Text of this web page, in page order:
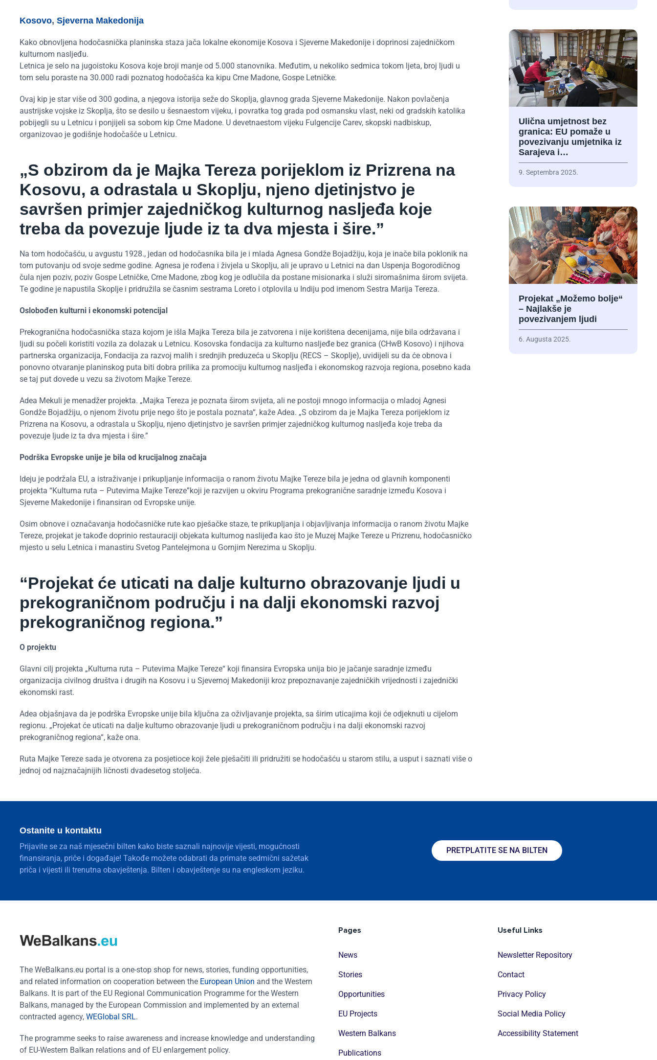
Kosovo, Sjeverna Makedonija
Kako obnovljena hodočasnička planinska staza jača lokalne ekonomije Kosova i Sjeverne Makedonije i doprinosi zajedničkom
kulturnom nasljeđu.
Letnica je selo na jugoistoku Kosova koje broji manje od 5.000 stanovnika. Međutim, u nekoliko sedmica tokom ljeta, broj ljudi u
tom selu poraste na 30.000 radi poznatog hodočašća ka kipu Crne Madone, Gospe Letničke.
Ovaj kip je star više od 300 godina, a njegova istorija seže do Skoplja, glavnog grada Sjeverne Makedonije. Nakon povlačenja
austrijske vojske iz Skoplja, što se desilo u šesnaestom vijeku, i povratka tog grada pod osmansku vlast, neki od gradskih katolika
pobijegli su u Letnicu i ponjijeli sa sobom kip Crne Madone. U devetnaestom vijeku Fulgencije Carev, skopski nadbiskup,
organizovao je godišnje hodočašće u Letnicu.
„S obzirom da je Majka Tereza porijeklom iz Prizrena na
Kosovu, a odrastala u Skoplju, njeno djetinjstvo je
savršen primjer zajedničkog kulturnog nasljeđa koje
treba da povezuje ljude iz ta dva mjesta i šire.”
Na tom hodočašću, u avgustu 1928., jedan od hodočasnika bila je i mlada Agnesa Gondže Bojadžiju, koja je inače bila poklonik na
tom putovanju od svoje sedme godine. Agnesa je rođena i živjela u Skoplju, ali je upravo u Letnici na dan Uspenja Bogorodičnog
čula njen poziv, poziv Gospe Letničke, Crne Madone, zbog kog je odlučila da postane misionarka i služi siromašnima širom svijeta.
Te godine je napustila Skoplje i pridružila se časnim sestrama Loreto i otplovila u Indiju pod imenom Sestra Marija Tereza.
Oslobođen kulturni i ekonomski potencijal
Prekogranična hodočasnička staza kojom je išla Majka Tereza bila je zatvorena i nije korištena decenijama, nije bila održavana i
ljudi su počeli koristiti vozila za dolazak u Letnicu. Kosovska fondacija za kulturno nasljeđe bez granica (CHwB Kosovo) i njihova
partnerska organizacija, Fondacija za razvoj malih i srednjih preduzeća u Skoplju (RECS – Skoplje), uvidijeli su da će obnova i
ponovno otvaranje planinskog puta biti dobra prilika za promociju kulturnog nasljeđa i ekonomskog razvoja regiona, posebno kada
se taj put dovede u vezu sa životom Majke Tereze.
Adea Mekuli je menadžer projekta. „Majka Tereza je poznata širom svijeta, ali ne postoji mnogo informacija o mladoj Agnesi
Gondže Bojadžiju, o njenom životu prije nego što je postala poznata“, kaže Adea. „S obzirom da je Majka Tereza porijeklom iz
Prizrena na Kosovu, a odrastala u Skoplju, njeno djetinjstvo je savršen primjer zajedničkog kulturnog nasljeđa koje treba da
povezuje ljude iz ta dva mjesta i šire.”
Podrška Evropske unije je bila od krucijalnog značaja
Ideju je podržala EU, a istraživanje i prikupljanje informacija o ranom životu Majke Tereze bila je jedna od glavnih komponenti
projekta “Kulturna ruta – Putevima Majke Tereze”koji je razvijen u okviru Programa prekogranične saradnje između Kosova i
Sjeverne Makedonije i finansiran od Evropske unije.
Osim obnove i označavanja hodočasničke rute kao pješačke staze, te prikupljanja i objavljivanja informacija o ranom životu Majke
Tereze, projekat je takođe doprinio restauraciji objekata kulturnog naslijeđa kao što je Muzej Majke Tereze u Prizrenu, hodočasničko
mjesto u selu Letnica i manastiru Svetog Pantelejmona u Gornjim Nerezima u Skoplju.
“Projekat će uticati na dalje kulturno obrazovanje ljudi u
prekograničnom području i na dalji ekonomski razvoj
prekograničnog regiona.”
O projektu
Glavni cilj projekta „Kulturna ruta – Putevima Majke Tereze“ koji finansira Evropska unija bio je jačanje saradnje između
organizacija civilnog društva i drugih na Kosovu i u Sjevernoj Makedoniji kroz prepoznavanje zajedničkih vrijednosti i zajednički
ekonomski rast.
Adea objašnjava da je podrška Evropske unije bila ključna za oživljavanje projekta, sa širim uticajima koji će odjeknuti u cijelom
regionu. „Projekat će uticati na dalje kulturno obrazovanje ljudi u prekograničnom području i na dalji ekonomski razvoj
prekograničnog regiona“, kaže ona.
Ruta Majke Tereze sada je otvorena za posjetioce koji žele pješačiti ili pridružiti se hodočašću u starom stilu, a usput i saznati više o
jednoj od najznačajnijih ličnosti dvadesetog stoljeća.
Ulična umjetnost bez
granica: EU pomaže u
povezivanju umjetnika iz
Sarajeva i…
9. Septembra 2025.
Projekat „Možemo bolje“
– Najlakše je
povezivanjem ljudi
6. Augusta 2025.
Ostanite u kontaktu
Prijavite se za naš mjesečni bilten kako biste saznali najnovije vijesti, mogućnosti
finansiranja, priče i događaje! Takođe možete odabrati da primate sedmični sažetak
priča i vijesti ili trenutna obavještenja. Bilten i obavještenje su na engleskom jeziku.
PRETPLATITE SE NA BILTEN
The WeBalkans.eu portal is a one-stop shop for news, stories, funding opportunities,
and related information on cooperation between the European Union and the Western
Balkans. It is part of the EU Regional Communication Programme for the Western
Balkans, managed by the European Commission and implemented by an external
contracted agency, WEGlobal SRL.
The programme seeks to raise awareness and increase knowledge and understanding
of EU-Western Balkan relations and of EU enlargement policy.
Pages
News
Stories
Opportunities
EU Projects
Western Balkans
Publications
Useful Links
Newsletter Repository
Contact
Privacy Policy
Social Media Policy
Accessibility Statement